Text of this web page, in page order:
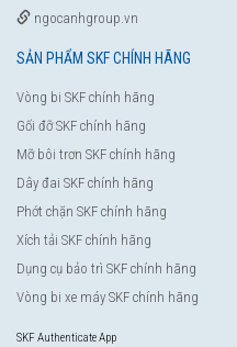
ngocanhgroup.vn
SẢN PHẨM SKF CHÍNH HÃNG
Vòng bi SKF chính hãng
Gối đỡ SKF chính hãng
Mỡ bôi trơn SKF chính hãng
Dây đai SKF chính hãng
Phớt chặn SKF chính hãng
Xích tải SKF chính hãng
Dụng cụ bảo trì SKF chính hãng
Vòng bi xe máy SKF chính hãng
SKF Authenticate App